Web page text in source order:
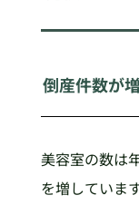
倒産件数が
美容室の数は
を増していま